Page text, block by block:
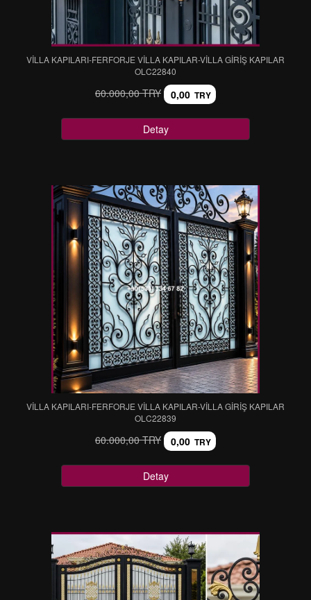
VİLLA KAPILARI-FERFORJE VİLLA KAPILAR-VİLLA GİRİŞ KAPILAR
OLC22840
60.000,00 TRY 0,00 TRY
Detay
VİLLA KAPILARI-FERFORJE VİLLA KAPILAR-VİLLA GİRİŞ KAPILAR
OLC22839
60.000,00 TRY 0,00 TRY
Detay